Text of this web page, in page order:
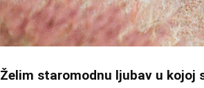
Želim staromodnu ljubav u kojoj